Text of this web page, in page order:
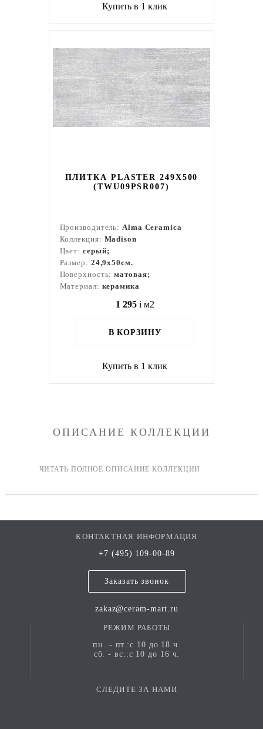
Купить в 1 клик
ПЛИТКА PLASTER 249X500
(TWU09PSR007)
Производитель:Alma Ceramica
Коллекция: Madison
Цвет: серый;
Размер: 24,9x50см.
Поверхность:матовая;
Материал: керамика
1 295 i м2
В КОРЗИНУ
Купить в 1 клик
ОПИСАНИЕ КОЛЛЕКЦИИ
КОНТАКТНАЯ ИНФОРМАЦИЯ
+7 (495) 109-00-89
Заказать звонок
zakaz@ceram-mart.ru
РЕЖИМ РАБОТЫ
пн. - пт.:с 10 до 18 ч.
сб. - вс.:с 10 до 16 ч.
СЛЕДИТЕ ЗА НАМИ